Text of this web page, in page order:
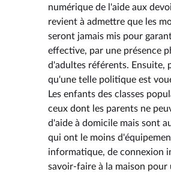
numérique de l'aide aux
revient à admettre que les
seront jamais mis pour
effective, par une présence
d'adultes référents. Ensuite,
qu'une telle politique est
Les enfants des classes
ceux dont les parents ne
d'aide à domicile mais sont
qui ont le moins
informatique, de connexion
savoir-faire à la maison pour